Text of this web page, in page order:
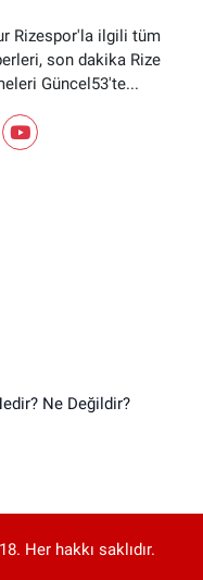
Rizespor'la ilgili tüm
son dakika Rize
Güncel53'te...
Ne Değildir?
Her hakkı saklıdır.